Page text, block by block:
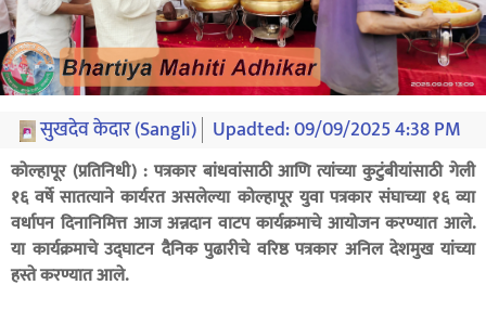
सुखदेव केदार (Sangli) Upadted:09/09/2025 4:38 PM
कोल्हापूर (प्रतिनिधी) : पत्रकार बांधवांसाठी आणि त्यांच्या कुटुंबीयांसाठी गेली
१६ वर्षे सातत्याने कार्यरत असलेल्या कोल्हापूर युवा पत्रकार संघाच्या १६ व्या
वर्धापन दिनानिमित्त आज अन्नदान वाटप कार्यक्रमाचे आयोजन करण्यात आले.
या कार्यक्रमाचे उद्घाटन दैनिक पुढारीचे वरिष्ठ पत्रकार अनिल देशमुख यांच्या
हस्ते करण्यात आले.